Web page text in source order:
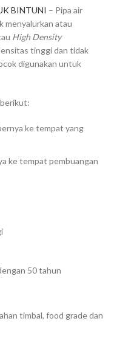
BINTUNI – Pipa air
menyalurkan atau
High Density
tinggi dan tidak
digunakan untuk
ke tempat yang
ke tempat pembuangan
50 tahun
timbal, food grade dan